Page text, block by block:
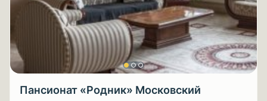
Пансионат «Родник» Московский